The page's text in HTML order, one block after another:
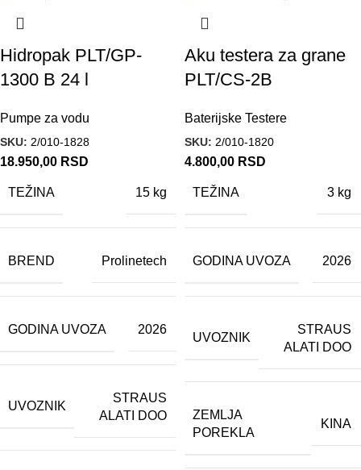
Hidropak PLT/GP-
1300 B 24 l
Pumpe za vodu
SKU: 2/010-1828
18.950,00 RSD
TEŽINA 15 kg
BREND Prolinetech
GODINA UVOZA 2026
UVOZNIK
STRAUS
ALATI DOO
Aku testera za grane
PLT/CS-2B
Baterijske Testere
SKU: 2/010-1820
4.800,00 RSD
TEŽINA 3 kg
GODINA UVOZA 2026
UVOZNIK
STRAUS
ALATI DOO
ZEMLJA
POREKLA
KINA